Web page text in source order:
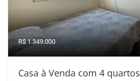
R$ 1.349.000
Casa à Venda com 4 quartos